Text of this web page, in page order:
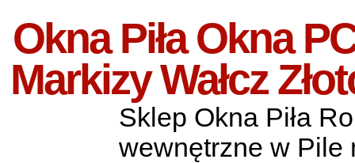
Okna Piła Okna
Markizy Wałcz
Sklep Okna Piła
wewnętrzne w Pile